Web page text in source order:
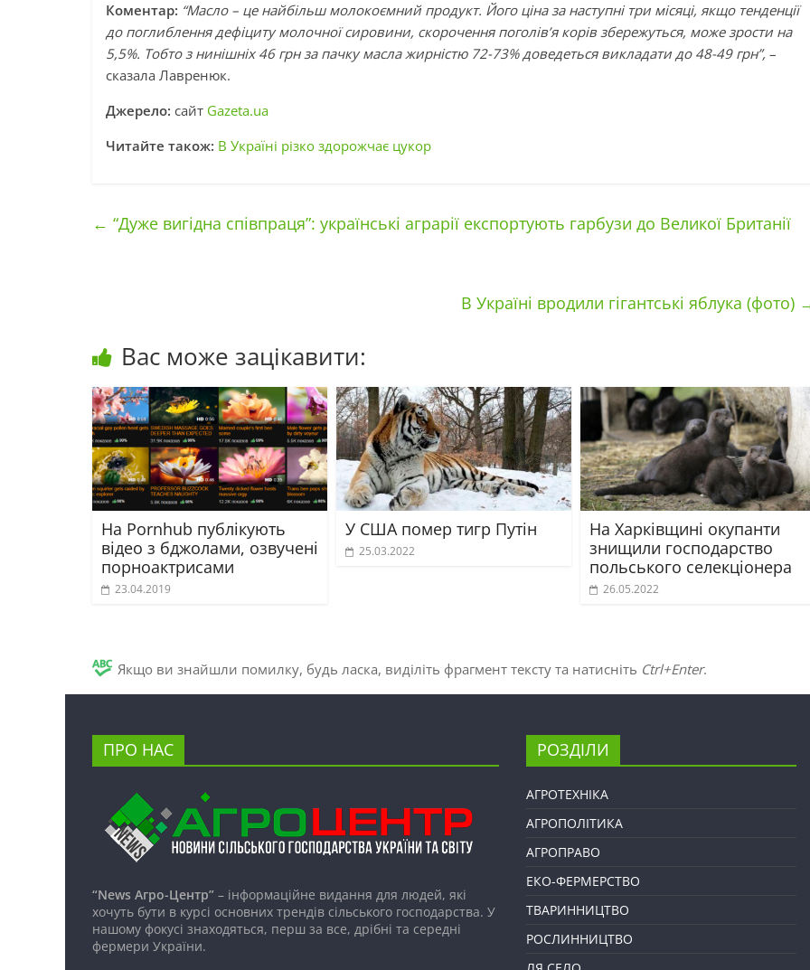
Коментар: “Масло – це найбільш молокоємний продукт. Його ціна за наступні три місяці, якщо тенденції
до поглиблення дефіциту молочної сировини, скорочення поголів’я корів збережуться, може зрости на
5,5%. Тобто з нинішніх 46 грн за пачку масла жирністю 72-73% доведеться викладати до 48-49 грн”, –
сказала Лавренюк.
Джерело: сайт Gazeta.ua
Читайте також: В Україні різко здорожчає цукор
← “Дуже вигідна співпраця”: українські аграрії експортують гарбузи до Великої Британії
В Україні вродили гігантські яблука (фото)
Вас може зацікавити:
На Pornhub публікують
відео з бджолами, озвучені
порноактрисами
23.04.2019
У США помер тигр Путін
25.03.2022
На Харківщині окупанти
знищили господарство
польського селекціонера
26.05.2022
Якщо ви знайшли помилку, будь ласка, виділіть фрагмент тексту та натисніть Ctrl+Enter.
ПРО НАС
“News Агро-Центр” – інформаційне видання для людей, які
хочуть бути в курсі основних трендів сільського господарства. У
нашому фокусі знаходяться, перш за все, дрібні та середні
фермери України.
РОЗДІЛИ
АГРОТЕХНІКА
АГРОПОЛІТИКА
АГРОПРАВО
ЕКО-ФЕРМЕРСТВО
ТВАРИННИЦТВО
РОСЛИННИЦТВО